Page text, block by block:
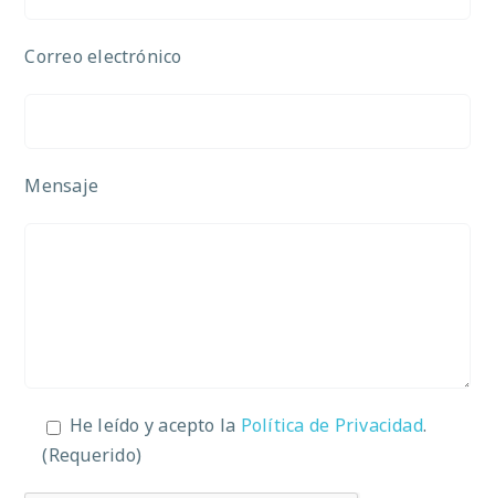
Correo electrónico
Mensaje
He leído y acepto la Política de Privacidad.
(Requerido)